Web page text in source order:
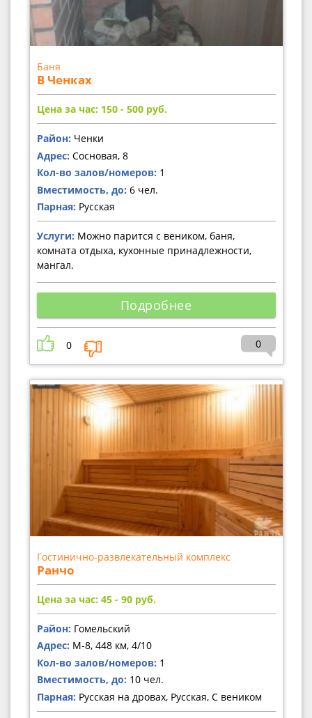
Баня
В Ченках
Цена за час: 150 - 500 руб.
Район: Ченки
Адрес: Сосновая, 8
Кол-во залов/номеров: 1
Вместимость, до: 6 чел.
Парная: Русская
Услуги: Можно парится с веником, баня,
комната отдыха, кухонные принадлежности,
мангал.
Подробнее
0 0
Гостинично-развлекательный комплекс
Ранчо
Цена за час: 45 - 90 руб.
Район: Гомельский
Адрес: М-8, 448 км, 4/10
Кол-во залов/номеров: 1
Вместимость, до: 10 чел.
Парная: Русская на дровах, Русская, С веником